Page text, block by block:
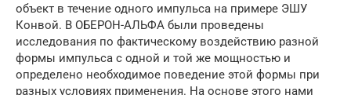
объект в течение одного импульса на примере ЭШУ
Конвой. В ОБЕРОН-АЛЬФА были проведены
исследования по фактическому воздействию разной
формы импульса с одной и той же мощностью и
определено необходимое поведение этой формы при
разных условиях применения. На основе этого нами